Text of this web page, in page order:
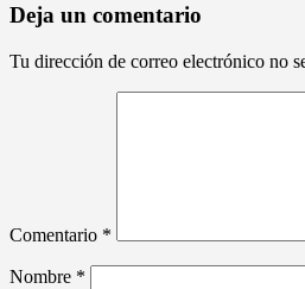
Deja un comentario
Tu dirección de correo electrónico no
Comentario *
Nombre *